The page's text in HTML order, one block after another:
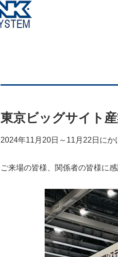
東京ビッグサイト
2024年11月20日～11月22日にか
ご来場の皆様、関係者の皆様に感